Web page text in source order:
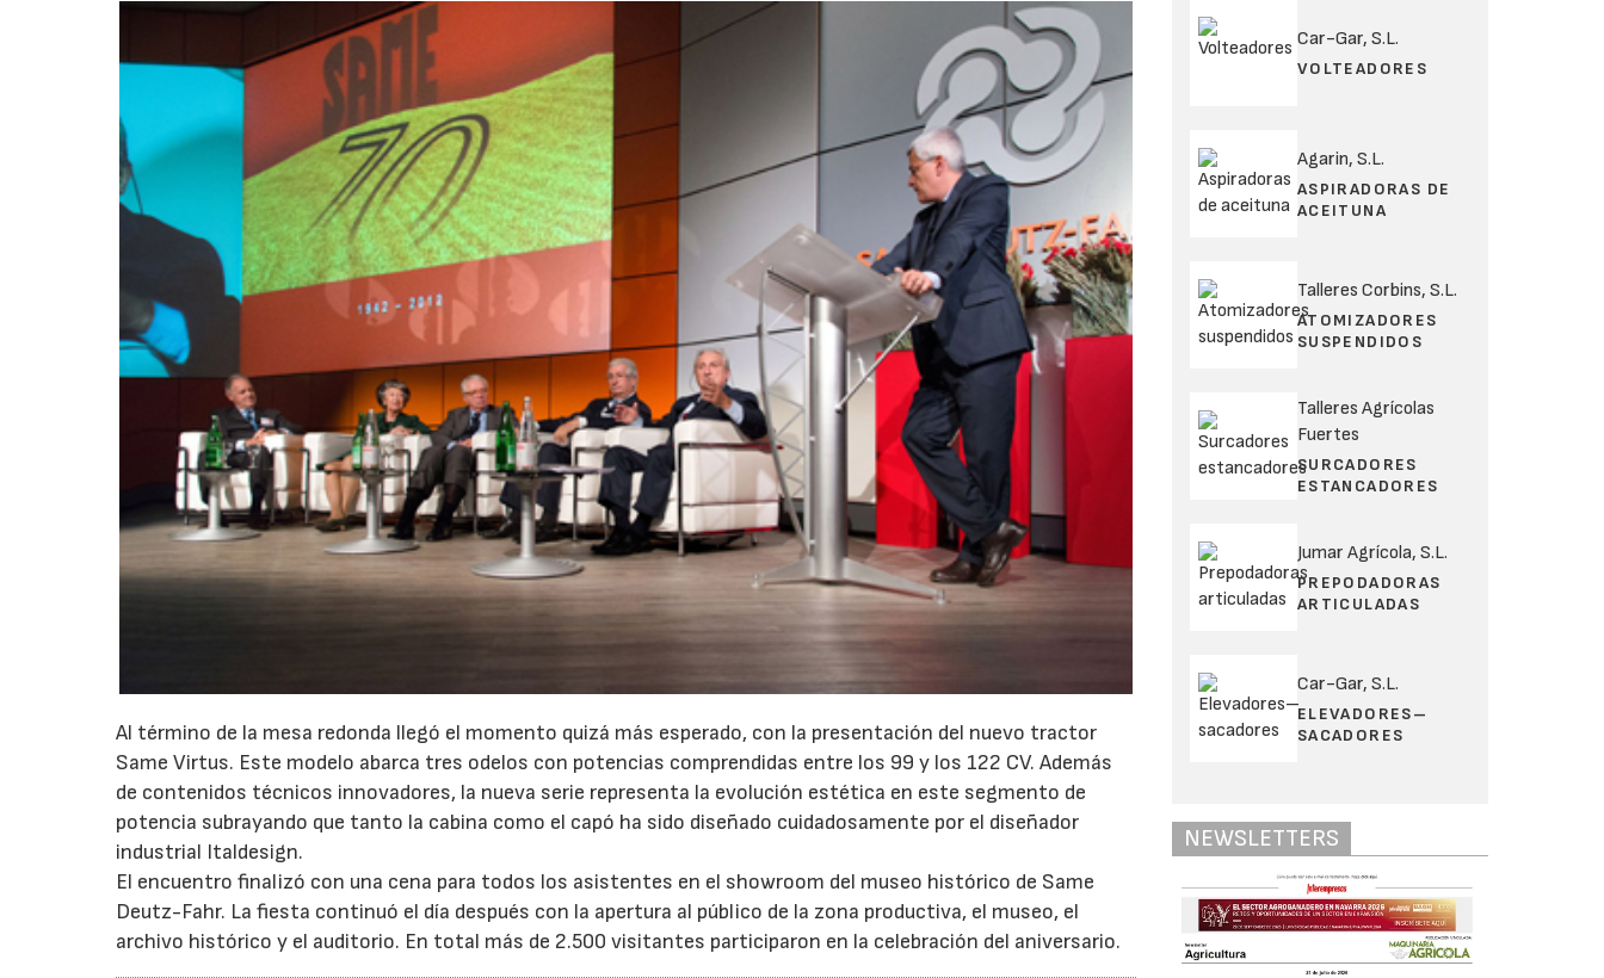
Al término de la mesa redonda llegó el momento quizá más esperado, con la presentación del nuevo tractor
Same Virtus. Este modelo abarca tres odelos con potencias comprendidas entre los 99 y los 122 CV. Además
de contenidos técnicos innovadores, la nueva serie representa la evolución estética en este segmento de
potencia subrayando que tanto la cabina como el capó ha sido diseñado cuidadosamente por el diseñador
industrial Italdesign.
El encuentro finalizó con una cena para todos los asistentes en el showroom del museo histórico de Same
Deutz-Fahr. La fiesta continuó el día después con la apertura al público de la zona productiva, el museo, el
archivo histórico y el auditorio. En total más de 2.500 visitantes participaron en la celebración del aniversario.
Car-Gar, S.L.
VOLTEADORES
Agarin, S.L.
ASPIRADORAS DE
ACEITUNA
Talleres Corbins, S.L.
ATOMIZADORES
SUSPENDIDOS
Talleres Agrícolas
Fuertes
SURCADORES
ESTANCADORES
Jumar Agrícola, S.L.
PREPODADORAS
ARTICULADAS
Car-Gar, S.L.
ELEVADORES–
SACADORES
NEWSLETTERS